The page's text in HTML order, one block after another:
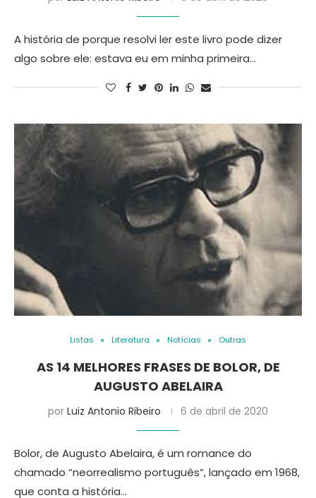
A história de porque resolvi ler este livro pode dizer
algo sobre ele: estava eu em minha primeira…
Listas Literatura Notícias Outras
AS 14 MELHORES FRASES DE BOLOR, DE
AUGUSTO ABELAIRA
por Luiz Antonio Ribeiro 6 de abril de 2020
Bolor, de Augusto Abelaira, é um romance do
chamado “neorrealismo português”, lançado em 1968,
que conta a história…